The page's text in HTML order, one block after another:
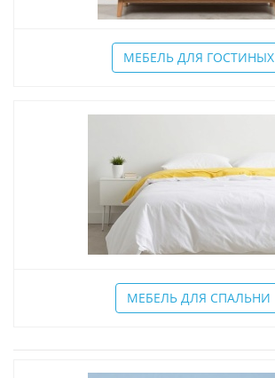
МЕБЕЛЬ ДЛЯ ГОСТИНЫХ
МЕБЕЛЬ ДЛЯ СПАЛЬНИ